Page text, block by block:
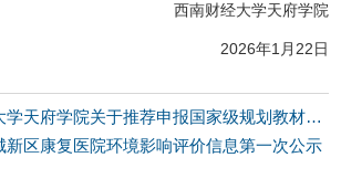
西南财经大学天府学院
2026年1月22日
上一篇：西南财经大学天府学院关于推荐申报国家级规划教材的公示
新区康复医院环境影响评价信息第一次公示